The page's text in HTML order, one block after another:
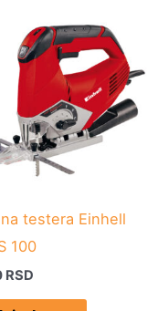
testera Einhell
100
RSD